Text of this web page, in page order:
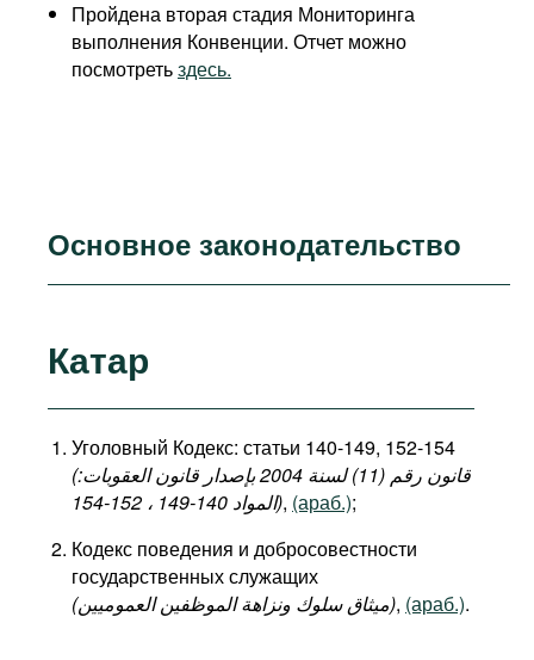
Пройдена вторая стадия Мониторинга
выполнения Конвенции. Отчет можно
посмотретьздесь.
Основное законодательство
Катар
Уголовный Кодекс: статьи 140-149, 152-154
(قانون رقم (11) لسنة 2004 بإصدار قانون العقوبات:
المواد 140-149 ، 152-154), (араб.);
Кодекс поведения и добросовестности
государственных служащих
(میثاق سلوك ونزاهة الموظفين العموميين), (араб.).